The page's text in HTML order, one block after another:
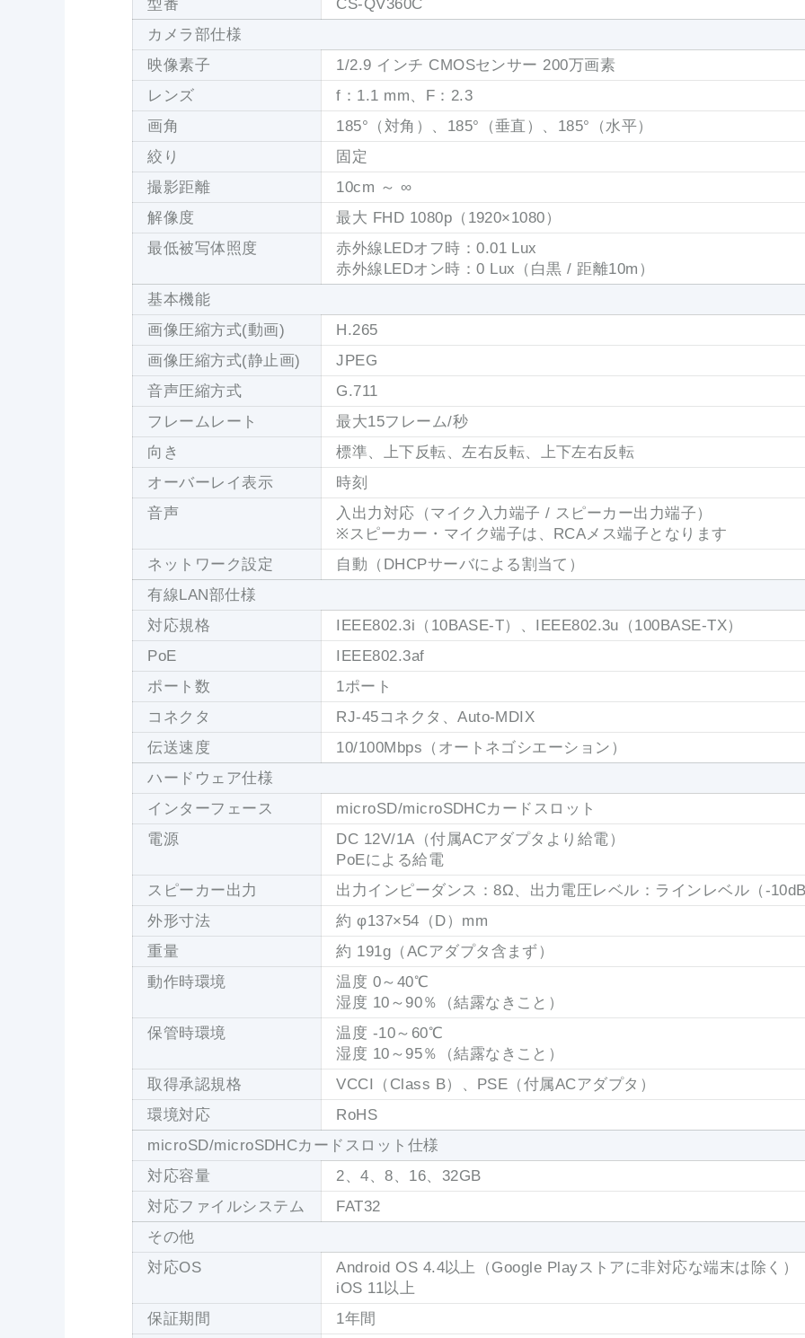
型番
CS-QV360C
カメラ部仕様
映像素子
1/2.9 インチ CMOSセンサー 200万画素
レンズ
f：1.1 mm、F：2.3
画角
185°（対角）、185°（垂直）、185°（水平）
絞り
固定
撮影距離
10cm ～ ∞
解像度
最大 FHD 1080p（1920×1080）
最低被写体照度
赤外線LEDオフ時：0.01 Lux
赤外線LEDオン時：0 Lux（白黒 / 距離10m）
基本機能
画像圧縮方式(動画)
H.265
画像圧縮方式(静止画)
JPEG
音声圧縮方式
G.711
フレームレート
最大15フレーム/秒
向き
標準、上下反転、左右反転、上下左右反転
オーバーレイ表示
時刻
音声
入出力対応（マイク入力端子 / スピーカー出力端子）
※スピーカー・マイク端子は、RCAメス端子となります
ネットワーク設定
自動（DHCPサーバによる割当て）
有線LAN部仕様
対応規格
IEEE802.3i（10BASE-T）、IEEE802.3u（100BASE-TX）
PoE
IEEE802.3af
ポート数
1ポート
コネクタ
RJ-45コネクタ、Auto-MDIX
伝送速度
10/100Mbps（オートネゴシエーション）
ハードウェア仕様
インターフェース
microSD/microSDHCカードスロット
電源
DC 12V/1A（付属ACアダプタより給電）
PoEによる給電
スピーカー出力
出力インピーダンス：8Ω、出力電圧レベル：ラインレベル（-
外形寸法
約 φ137×54（D）mm
重量
約 191g（ACアダプタ含まず）
動作時環境
温度 0～40℃
湿度 10～90％（結露なきこと）
保管時環境
温度 -10～60℃
湿度 10～95％（結露なきこと）
取得承認規格
VCCI（Class B）、PSE（付属ACアダプタ）
環境対応
RoHS
microSD/microSDHCカードスロット仕様
対応容量
2、4、8、16、32GB
対応ファイルシステム
FAT32
その他
対応OS
Android OS 4.4以上（Google Playストアに非対応な端末は除く）
iOS 11以上
保証期間
1年間